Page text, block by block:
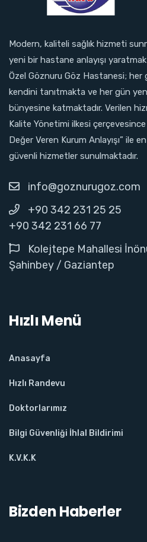
Modern, kaliteli sağlık hizmeti
yeni bir hastane anlayışı
Özel Göznuru Göz Hastanesi;
kendini tanıtmakta ve her gün
bünyesine katmaktadır. Verilen
Kalite Yönetimi ilkesi
Değer Veren Kurum Anlayışı” ile
güvenli hizmetler sunulmaktadır.
info@goznurugoz.com
+90 342 231 25 25
+90 342 231 66 77
Kolejtepe Mahallesi
Şahinbey / Gaziantep
Hızlı Menü
Anasayfa
Hızlı Randevu
Doktorlarımız
Bilgi Güvenliği İhlal Bildirimi
K.V.K.K
Bizden Haberler